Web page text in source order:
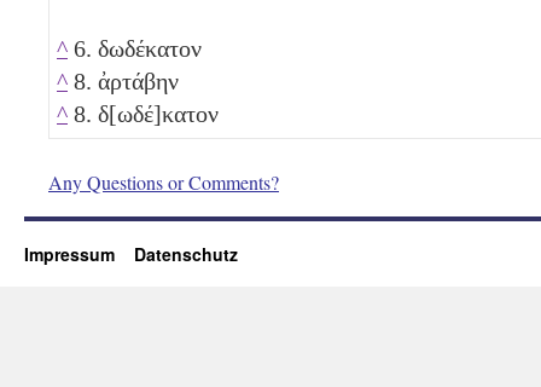
^ 6. δωδέκατον
^ 8. ἀρτάβην
^ 8. δ[ωδέ]κατον
Any Questions or Comments?
Impressum Datenschutz